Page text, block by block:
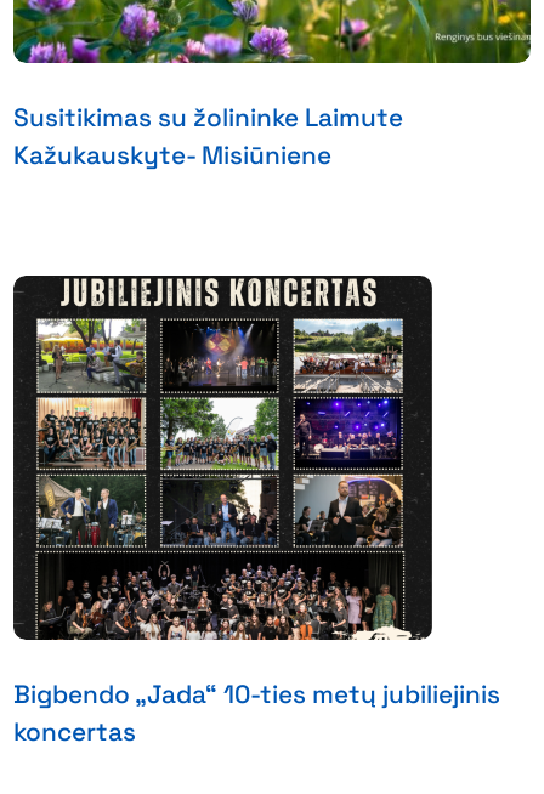
Susitikimas su žolininke Laimute
Kažukauskyte- Misiūniene
Bigbendo „Jada“ 10-ties metų jubiliejinis
koncertas